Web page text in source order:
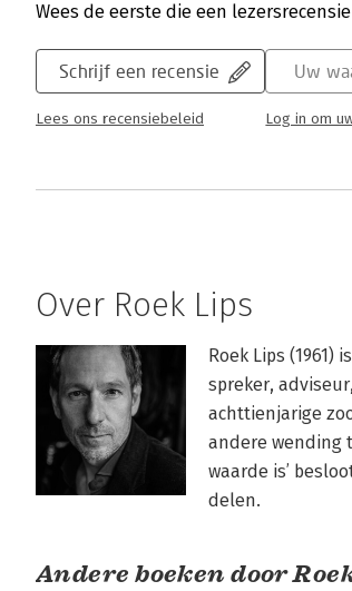
Wees de eerste die een
Schrijf een recensie
Lees ons recensiebeleid
Uw
Log in om
Over Roek Lips
Roek Lips
spreker,
achttienjarige
andere wending
waarde is’
delen.
Andere boeken door